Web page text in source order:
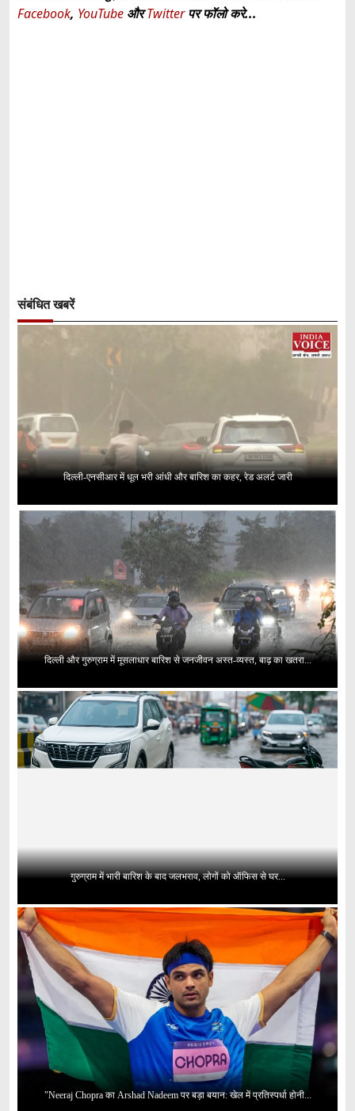
Facebook, YouTube औरTwitterपर फॉलो करे...
संबंधित खबरें
दिल्ली-एनसीआर में धूल भरी आंधी और बारिश का कहर, रेड अलर्ट जारी
दिल्ली और गुरुग्राम में मूसलाधार बारिश से जनजीवन अस्त-व्यस्त, बाढ़ का खतरा...
गुरुग्राम में भारी बारिश के बाद जलभराव, लोगों को ऑफिस से घर...
"Neeraj Chopra का Arshad Nadeem पर बड़ा बयान: खेल में प्रतिस्पर्धा होनी...